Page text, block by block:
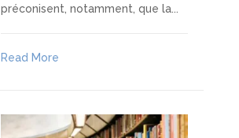
préconisent, notamment, que la...
Read More